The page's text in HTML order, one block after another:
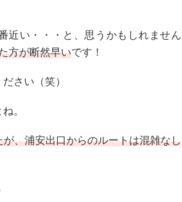
近い・・・と、思うかもしれません
方が断然早いです！
さい（笑）
。
、浦安出口からのルートは混雑なし